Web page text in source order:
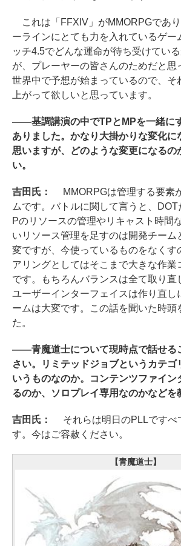
これは「FFXIV」がMMORPGであ
ーラインにとても力を入れているゲー
ッチ4.5でどんな運命が待ち受けてい
が、プレーヤーの皆さんのためだと思
世界中で予想が始まっているので、そ
上がって欲しいと思っています。
――基調講演の中でTPとMPを一緒に
ありました。かなり大掛かりな変化に
思いますが、どのような変更になるの
い。
吉田氏：
MMORPGは管理する要素
ムです。バトルに関して言うと、
Pのリソースの管理やリキャスト時間
いリソース管理を足すのは開発チーム
変ですが、今使っているものをなくす
アリングとしてはそこまで大きな作業
です。もちろんバランスは全て取り直
ユーザーインターフェイスは作り直し
ームは大変です。この話を聞いた時頭
た。
――青魔道士について現時点で話せる
さい。リミテッドジョブというカテゴ
いうものなのか。コンテンツファイン
るのか、ソロプレイ専用なのかなどを
吉田氏： それらは明日のPLLですべ
す。今はご容赦ください。
【青魔道士】